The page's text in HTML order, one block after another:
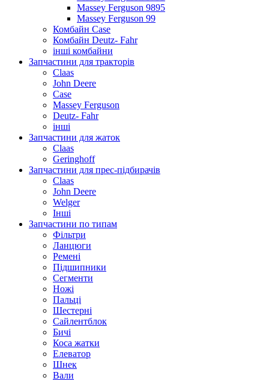
Massey Ferguson 9895
Massey Ferguson 99
Комбайн Case
Комбайн Deutz- Fahr
інші комбайни
Запчастини для тракторів
Claas
John Deere
Case
Massey Ferguson
Deutz- Fahr
інші
Запчастини для жаток
Claas
Geringhoff
Запчастини для прес-підбирачів
Claas
John Deere
Welger
Інші
Запчастини по типам
Фільтри
Ланцюги
Ремені
Підшипники
Сегменти
Ножі
Пальці
Шестерні
Сайлентблок
Бичі
Коса жатки
Елеватор
Шнек
Вали